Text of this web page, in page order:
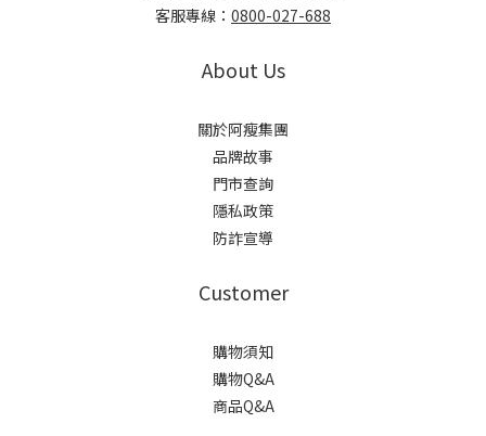
客服專線： 0800-027-688
About Us
關於阿瘦集團
品牌故事
門市查詢
隱私政策
防詐宣導
Customer
購物須知
購物Q&A
商品Q&A